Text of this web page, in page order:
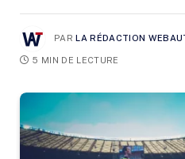
PAR LA RÉDACTION
5 MIN DE LECTURE